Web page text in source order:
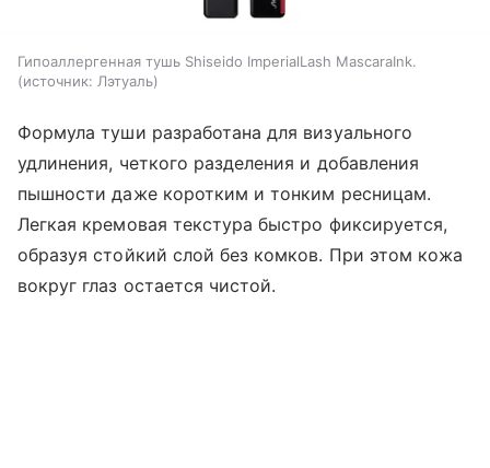
Гипоаллергенная тушь Shiseido ImperialLash MascaraInk.
источник: Лэтуаль
Формула туши разработана для визуального
удлинения, четкого разделения и добавления
пышности даже коротким и тонким ресницам.
Легкая кремовая текстура быстро фиксируется,
образуя стойкий слой без комков. При этом кожа
вокруг глаз остается чистой.